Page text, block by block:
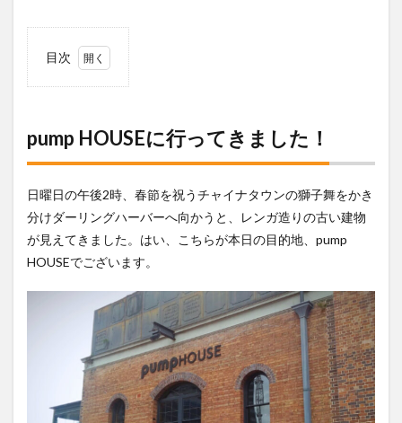
目次
てきま
した！
2
NATURAL
LAGER /
YOUNG
HENRYS
TASTING
pump HOUSEに行ってきました！
日曜日の午後2時、春節を祝うチャイナタウンの獅子舞をかき
分けダーリングハーバーへ向かうと、レンガ造りの古い建物
が見えてきました。はい、こちらが本日の目的地、pump
HOUSEでございます。